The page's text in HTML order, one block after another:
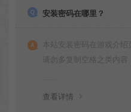
安装密码在哪里？
本站安装密码在游戏介
请勿多复制空格之类内容
查看详情